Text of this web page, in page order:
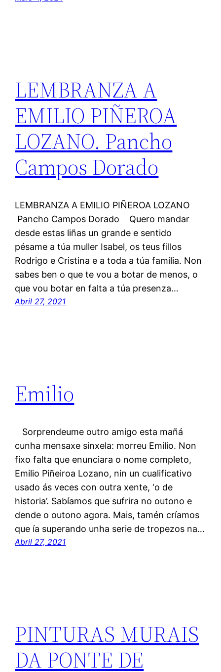
LEMBRANZA A
EMILIO PIÑEROA
LOZANO. Pancho
Campos Dorado
LEMBRANZA A EMILIO PIÑEROA LOZANO
Pancho Campos Dorado Quero mandar
desde estas liñas un grande e sentido
pésame a túa muller Isabel, os teus fillos
Rodrigo e Cristina e a toda a túa familia. Non
sabes ben o que te vou a botar de menos, o
que vou botar en falta a túa presenza…
Abril 27, 2021
Emilio
Sorprendeume outro amigo esta mañá
cunha mensaxe sinxela: morreu Emilio. Non
fixo falta que enunciara o nome completo,
Emilio Piñeiroa Lozano, nin un cualificativo
usado ás veces con outra xente, ‘o de
historia’. Sabíamos que sufrira no outono e
dende o outono agora. Mais, tamén críamos
que ía superando unha serie de tropezos na…
Abril 27, 2021
PINTURAS MURAIS
DA PONTE DE